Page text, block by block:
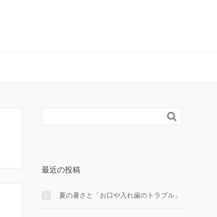

最近の投稿
夏の暑さと「お口や入れ歯のトラブル」